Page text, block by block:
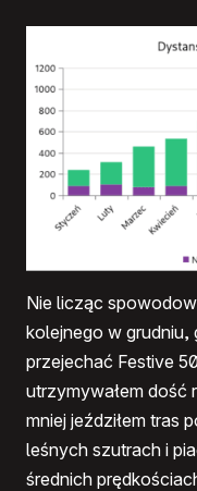
Nie licząc
kolejnego w grudniu,
przejechać Festive
utrzymywałem dość
mniej jeździłem tras
leśnych szutrach i
średnich